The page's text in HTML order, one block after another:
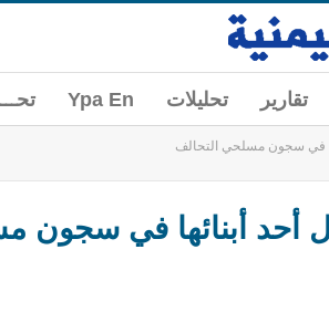
تقارير تحليلات Ypa En
في سجون مسلحي التحالف
أحد أبنائها في سجون